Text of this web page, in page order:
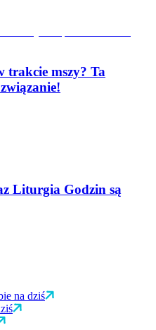
trakcie mszy? Ta
Liturgia Godzin są
na dziś